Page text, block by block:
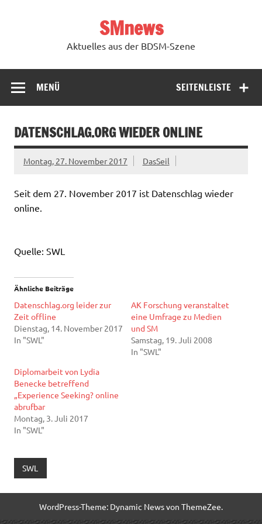
SMnews
Aktuelles aus der BDSM-Szene
SEITENLEISTE
MENÜ
DATENSCHLAG.ORG WIEDER ONLINE
Montag, 27. November 2017 DasSeil
Seit dem 27. November 2017 ist Datenschlag wieder
online.
Quelle: SWL
Ähnliche Beiträge
Datenschlag.org leider zur
Zeit offline
Dienstag, 14. November 2017
In "SWL"
AK Forschung veranstaltet
eine Umfrage zu Medien
und SM
Samstag, 19. Juli 2008
In "SWL"
Diplomarbeit von Lydia
Benecke betreffend
„Experience Seeking? online
abrufbar
Montag, 3. Juli 2017
In "SWL"
SWL
WordPress-Theme: Dynamic News von ThemeZee.